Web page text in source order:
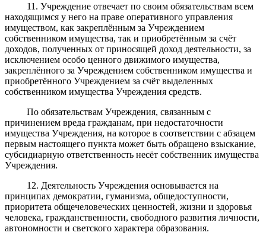
11. Учреждение отвечает по своим обязательствам всем
находящимся у него на праве оперативного управления
имуществом, как закреплённым за Учреждением
собственником имущества, так и приобретённым за счёт
доходов, полученных от приносящей доход деятельности, за
исключением особо ценного движимого имущества,
закреплённого за Учреждением собственником имущества и
приобретённого Учреждением за счёт выделенных
собственником имущества Учреждения средств.
По обязательствам Учреждения, связанным с
причинением вреда гражданам, при недостаточности
имущества Учреждения, на которое в соответствии с абзацем
первым настоящего пункта может быть обращено взыскание,
субсидиарную ответственность несёт собственник имущества
Учреждения.
12. Деятельность Учреждения основывается на
принципах демократии, гуманизма, общедоступности,
приоритета общечеловеческих ценностей, жизни и здоровья
человека, гражданственности, свободного развития личности,
автономности и светского характера образования.